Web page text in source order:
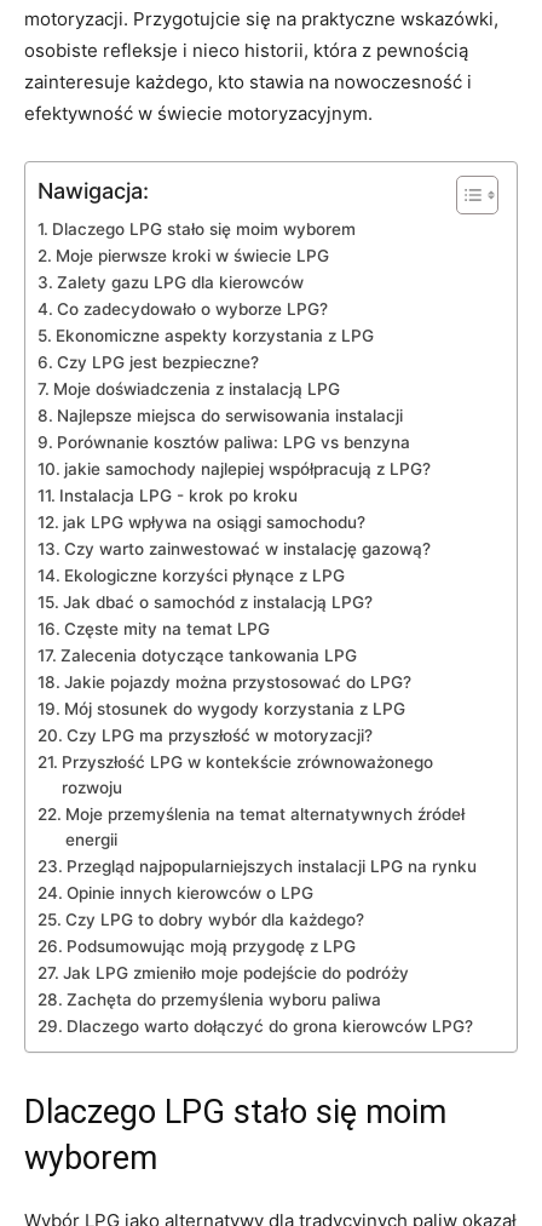
‌motoryzacji.⁢ Przygotujcie się na praktyczne ‌wskazówki,
osobiste ⁤refleksje ⁣i nieco historii, która z pewnością
zainteresuje każdego, kto stawia na nowoczesność i
efektywność w świecie motoryzacyjnym.
Nawigacja:
Dlaczego LPG stało się moim ⁢wyborem
Moje pierwsze kroki w świecie LPG
Zalety gazu LPG dla kierowców
Co zadecydowało o wyborze LPG?
Ekonomiczne aspekty korzystania z LPG
Czy⁣ LPG jest bezpieczne?
Moje ‍doświadczenia z instalacją LPG
Najlepsze miejsca do serwisowania instalacji
Porównanie kosztów paliwa: LPG vs benzyna
jakie ‌samochody najlepiej współpracują z ⁤LPG?
Instalacja LPG ⁢- krok po kroku
jak LPG wpływa na osiągi samochodu?
Czy warto​ zainwestować w instalację gazową?
Ekologiczne korzyści płynące ⁣z LPG
Jak dbać o ⁣samochód z instalacją LPG?
Częste mity na⁢ temat LPG
Zalecenia dotyczące tankowania LPG
Jakie pojazdy można przystosować do LPG?
Mój stosunek do wygody korzystania z LPG
Czy LPG ma ⁣przyszłość w motoryzacji?
Przyszłość LPG w kontekście zrównoważonego
rozwoju
Moje przemyślenia na temat alternatywnych źródeł
energii
Przegląd najpopularniejszych instalacji LPG na rynku
Opinie​ innych kierowców o LPG
Czy LPG to dobry wybór dla każdego?
Podsumowując moją przygodę z LPG
Jak LPG zmieniło moje ⁢podejście do podróży
Zachęta do przemyślenia wyboru paliwa
Dlaczego warto dołączyć do grona kierowców⁣ LPG?
Dlaczego LPG stało się moim
⁢wyborem
Wybór LPG⁢ jako alternatywy dla tradycyjnych paliw okazał